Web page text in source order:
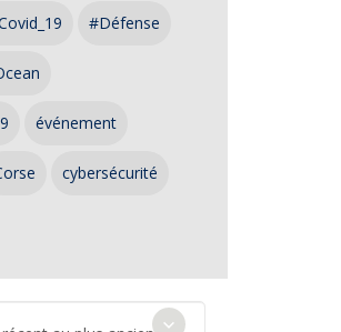
#Défense
événement
cybersécurité